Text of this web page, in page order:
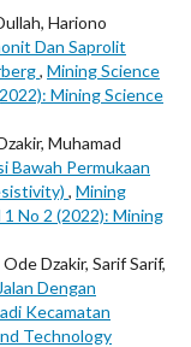
Hariono
Dan Saprolit
, Mining Science
Mining Science
Muhamad
Bawah Permukaan
, Mining
No 2 (2022): Mining
Dzakir, Sarif Sarif,
Dengan
Kecamatan
Technology